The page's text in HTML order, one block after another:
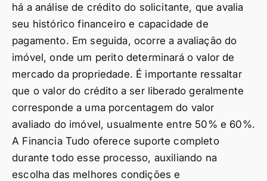
há a análise de crédito do solicitante, que avalia
seu histórico financeiro e capacidade de
pagamento. Em seguida, ocorre a avaliação do
imóvel, onde um perito determinará o valor de
mercado da propriedade. É importante ressaltar
que o valor do crédito a ser liberado geralmente
corresponde a uma porcentagem do valor
avaliado do imóvel, usualmente entre 50% e 60%.
A Financia Tudo oferece suporte completo
durante todo esse processo, auxiliando na
escolha das melhores condições e